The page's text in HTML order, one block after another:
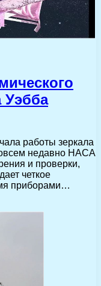
Уэбба
работы зеркала
недавно НАСА
и проверки,
четкое
приборами…